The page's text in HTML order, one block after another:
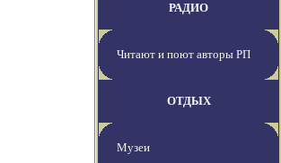
РАДИО
Читают и поют авторы РП
ОТДЫХ
Музеи